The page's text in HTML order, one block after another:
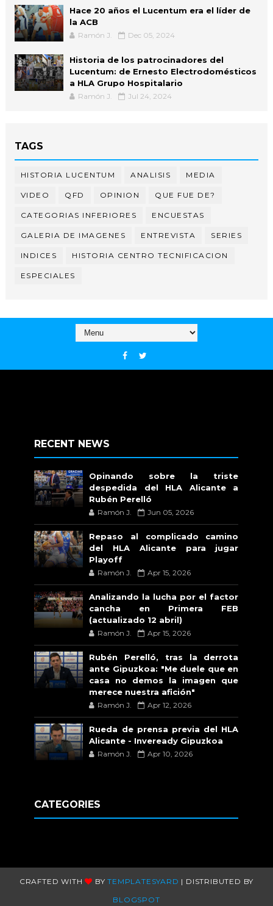
Hace 20 años el Lucentum era el líder de
la ACB
Ramón J. Dec 05, 2024
Historia de los patrocinadores del
Lucentum: de Ernesto Electrodomésticos
a HLA Grupo Hospitalario
Ramón J. Jul 24, 2024
TAGS
HISTORIA LUCENTUM ANALISIS MEDIA
VIDEO QFD OPINION QUE FUE DE?
CATEGORIAS INFERIORES ENCUESTAS
GALERIA DE IMAGENES ENTREVISTA SERIES
INDICES HISTORIA CENTRO TECNIFICACION
ESPECIALES
RECENT NEWS
Opinando sobre la triste
despedida del HLA Alicante a
Rubén Perelló
Ramón J. Jun 05, 2026
Repaso al complicado camino
del HLA Alicante para jugar
Playoff
Ramón J. Apr 15, 2026
Analizando la lucha por el factor
cancha en Primera FEB
(actualizado 12 abril)
Ramón J. Apr 15, 2026
Rubén Perelló, tras la derrota
ante Gipuzkoa: "Me duele que en
casa no demos la imagen que
merece nuestra afición"
Ramón J. Apr 12, 2026
Rueda de prensa previa del HLA
Alicante - Inveready Gipuzkoa
Ramón J. Apr 10, 2026
CATEGORIES
CRAFTED WITH BYTEMPLATESYARD | DISTRIBUTED BY
BLOGSPOT